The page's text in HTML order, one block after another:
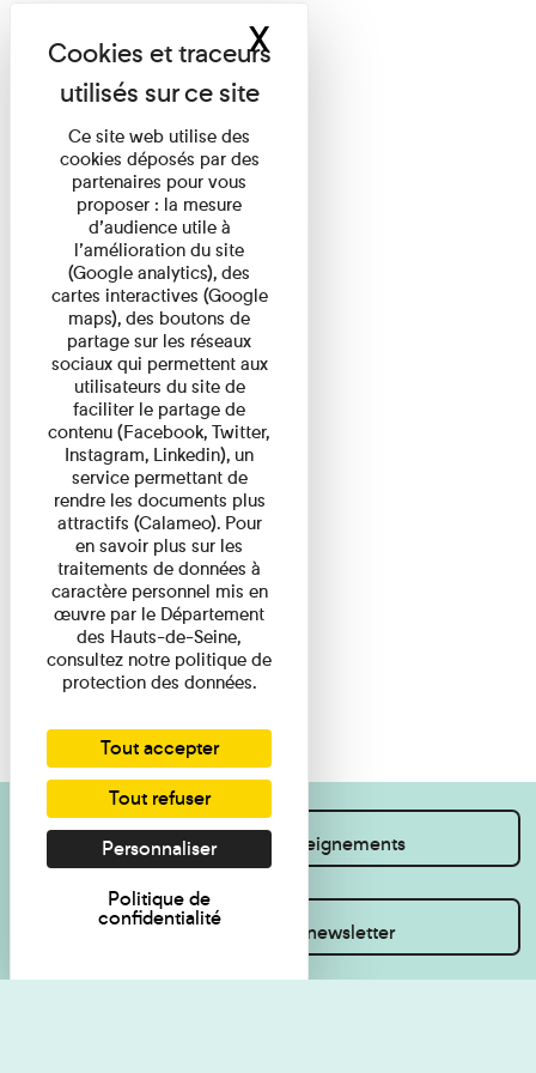
Je souhaite des renseignements
Inscrivez-vous à la newsletter
Ce site web utilise des
cookies déposés par des
partenaires pour vous
proposer : la mesure
d’audience utile à
l’amélioration du site
(Google analytics), des
cartes interactives (Google
maps), des boutons de
partage sur les réseaux
sociaux qui permettent aux
utilisateurs du site de
faciliter le partage de
contenu (Facebook, Twitter,
Instagram, Linkedin), un
service permettant de
rendre les documents plus
attractifs (Calameo). Pour
en savoir plus sur les
traitements de données à
caractère personnel mis en
œuvre par le Département
des Hauts-de-Seine,
consultez notre politique de
protection des données.
Tout accepter
Tout refuser
Personnaliser
Politique de
confidentialité
XMasquer le